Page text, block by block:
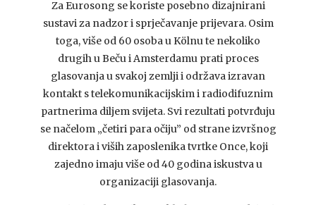
Za Eurosong se koriste posebno dizajnirani
sustavi za nadzor i sprječavanje prijevara. Osim
toga, više od 60 osoba u Kölnu te nekoliko
drugih u Beču i Amsterdamu prati proces
glasovanja u svakoj zemlji i održava izravan
kontakt s telekomunikacijskim i radiodifuznim
partnerima diljem svijeta. Svi rezultati potvrđuju
se načelom „četiri para očiju” od strane izvršnog
direktora i viših zaposlenika tvrtke Once, koji
zajedno imaju više od 40 godina iskustva u
organizaciji glasovanja.